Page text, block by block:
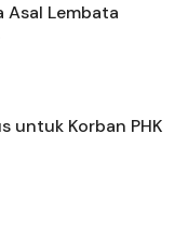
Asal Lembata
untuk Korban PHK